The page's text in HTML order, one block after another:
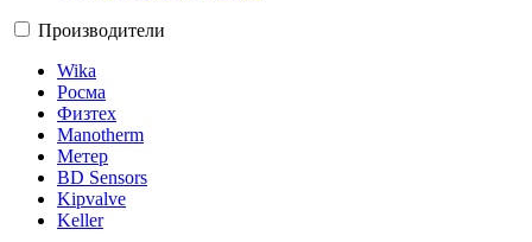
Производители
Wika
Росма
Физтех
Manotherm
Метер
BD Sensors
Kipvalve
Keller